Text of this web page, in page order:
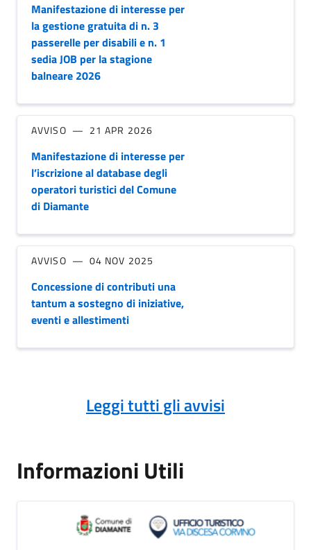
Manifestazione di interesse per
la gestione gratuita di n. 3
passerelle per disabili e n. 1
sedia JOB per la stagione
balneare 2026
AVVISO 21 APR 2026
Manifestazione di interesse per
l’iscrizione al database degli
operatori turistici del Comune
di Diamante
AVVISO 04 NOV 2025
Concessione di contributi una
tantum a sostegno di iniziative,
eventi e allestimenti
Leggi tutti gli avvisi
Informazioni Utili